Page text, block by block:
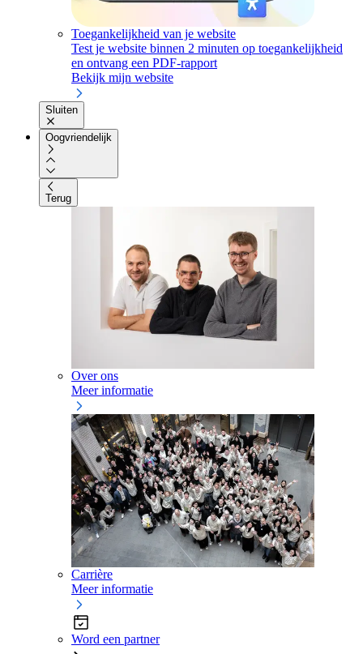
Toegankelijkheid van je website
Test je website binnen 2 minuten op toegankelijkheid
en ontvang een PDF-rapport
Bekijk mijn website
Sluiten
Oogvriendelijk
Terug
Over ons
Meer informatie
Carrière
Meer informatie
Word een partner